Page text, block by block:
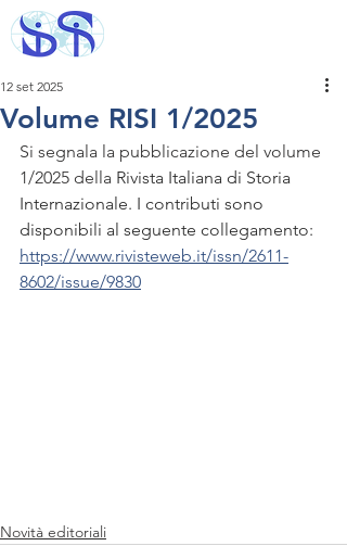
Volume RISI 1/2025
12 set 2025
Si segnala la pubblicazione del volume
1/2025 della Rivista Italiana di Storia
Internazionale. I contributi sono
disponibili al seguente collegamento:
https://www.rivisteweb.it/issn/2611-
8602/issue/9830
Novità editoriali